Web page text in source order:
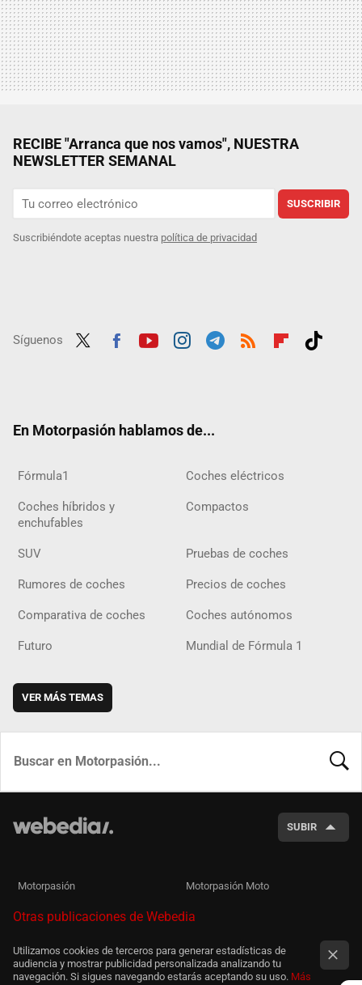
RECIBE "Arranca que nos vamos", NUESTRA
NEWSLETTER SEMANAL
SUSCRIBIR
Suscribiéndote aceptas nuestra política de privacidad
Síguenos
En Motorpasión hablamos de...
Fórmula1 Coches eléctricos
Coches híbridos y
enchufables
Compactos
SUV Pruebas de coches
Rumores de coches Precios de coches
Comparativa de coches Coches autónomos
Futuro Mundial de Fórmula 1
VER MÁS TEMAS
SUBIR
Motorpasión Motorpasión Moto
Otras publicaciones de Webedia
Utilizamos cookies de terceros para generar estadísticas de
audiencia y mostrar publicidad personalizada analizando tu
navegación. Si sigues navegando estarás aceptando su uso. Más